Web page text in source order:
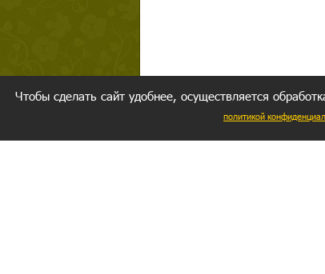
Чтобы сделать сайт удобнее, осуществляется
политикой